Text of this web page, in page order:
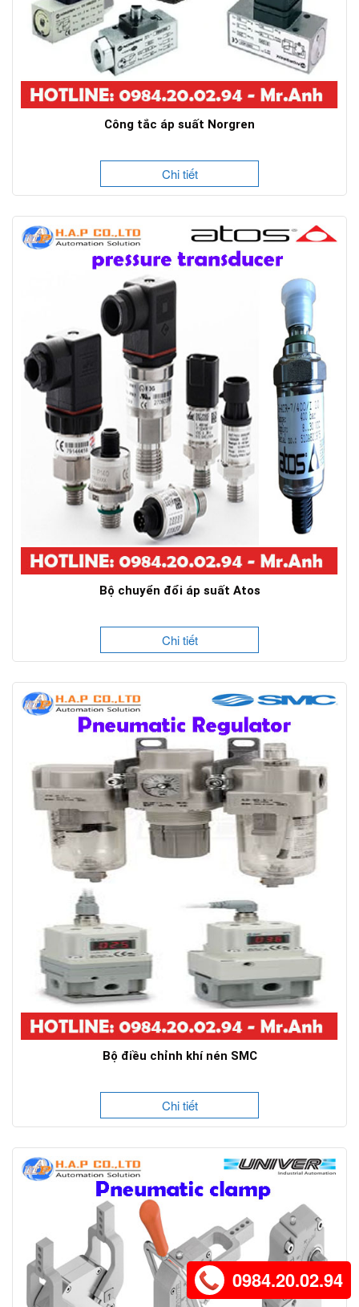
Công tắc áp suất Norgren
Chi tiết
Bộ chuyển đổi áp suất Atos
Chi tiết
Bộ điều chỉnh khí nén SMC
Chi tiết
0984.20.02.94